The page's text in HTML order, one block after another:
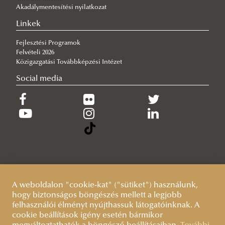
Esélyegyenlőségi kiegészítő támogatás hallgatóknak
GYIK
Munkatársi mobilitás
Munkatársi mobilitás
Pályázás és elbírálás menete
Teendők a kiutazás előtt és után
Kiegészítő támogatás tartós betegségben szenvedők,
Erasmus+ partnerintézmények
Erasmus+ partnerintézmények
Nemzetközi Kreditmobilitási Program
partnerintézmények
Segédletek
Szabályzatok, hasznos linkek
Erasmus Student Network
Általános információk
CEEPUS
Fulbright
Nemzetközi kapcsolatrendszer
Nemzetközi kapcsolatrendszer
Intézményközi együttműködési megállapodások
Ludovika Fellowship Program
Ludovika Scholars Program
Akadálymentesítési nyilatkozat
Linkek
Fejlesztési Programok
Felvételi 2026
Közigazgatási Továbbképzési Intézet
Social media
A weboldalon "cookie-kat" ("sütiket") használunk,
hogy biztonságos böngészés mellett a legjobb
felhasználói élményt nyújthassuk látogatóinknak. A
cookie beállítások igény esetén bármikor